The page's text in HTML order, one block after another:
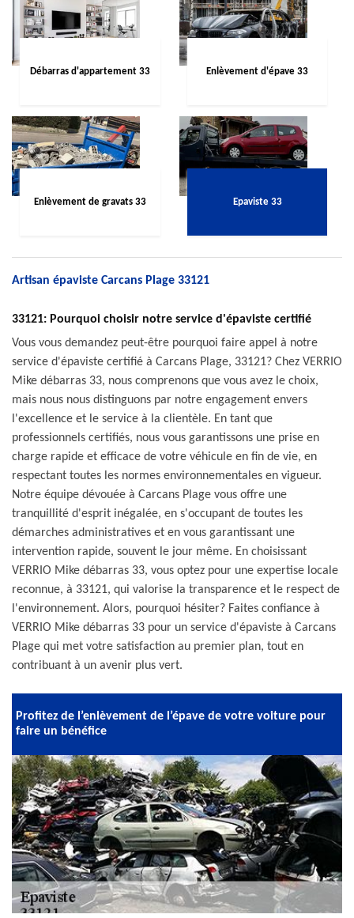
Débarras d'appartement 33 Enlèvement d'épave 33
Enlèvement de gravats 33 Epaviste 33
Artisan épaviste Carcans Plage 33121
33121: Pourquoi choisir notre service d'épaviste certifié
Vous vous demandez peut-être pourquoi faire appel à notre
service d'épaviste certifié à Carcans Plage, 33121? Chez VERRIO
Mike débarras 33, nous comprenons que vous avez le choix,
mais nous nous distinguons par notre engagement envers
l'excellence et le service à la clientèle. En tant que
professionnels certifiés, nous vous garantissons une prise en
charge rapide et efficace de votre véhicule en fin de vie, en
respectant toutes les normes environnementales en vigueur.
Notre équipe dévouée à Carcans Plage vous offre une
tranquillité d'esprit inégalée, en s'occupant de toutes les
démarches administratives et en vous garantissant une
intervention rapide, souvent le jour même. En choisissant
VERRIO Mike débarras 33, vous optez pour une expertise locale
reconnue, à 33121, qui valorise la transparence et le respect de
l'environnement. Alors, pourquoi hésiter? Faites confiance à
VERRIO Mike débarras 33 pour un service d'épaviste à Carcans
Plage qui met votre satisfaction au premier plan, tout en
contribuant à un avenir plus vert.
Profitez de l’enlèvement de l’épave de votre voiture pour
faire un bénéfice